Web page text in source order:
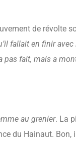
de révolte
fallait en finir avec
pas fait, mais a
au grenier. La
du Hainaut.